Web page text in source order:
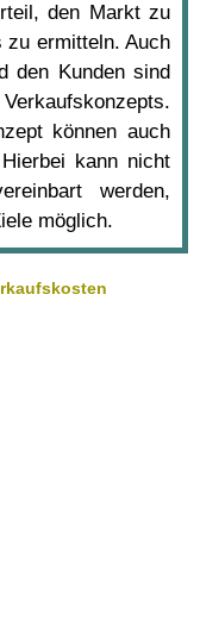
den Markt zu
zu ermitteln. Auch
den Kunden sind
können auch
kann nicht
werden,
möglich.